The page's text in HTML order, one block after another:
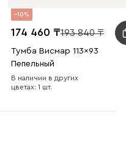
10
174 460 193 840
Тумба Висмар 113x93
Пепельный
В наличии в других
цветах: 1 шт.